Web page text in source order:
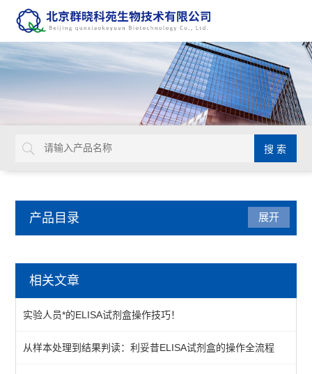
产品目录
primerdesign生物威胁检测试剂盒
primerdesign其他病原体检测试剂盒
植物病原体/病原菌检测试剂
展开
相关文章
实验人员*的ELISA试剂盒操作技巧！
从样本处理到结果判读：利妥昔ELISA试剂盒的操作全流程